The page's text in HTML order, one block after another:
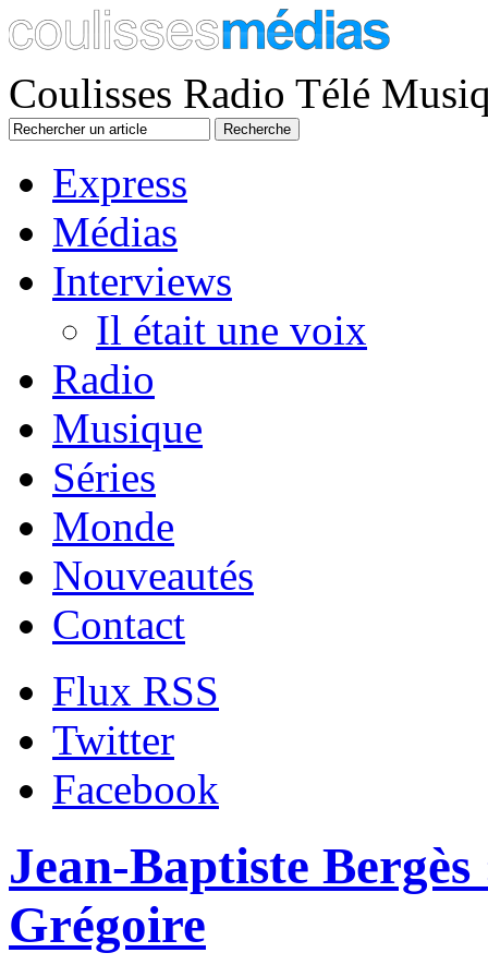
Coulisses Radio Télé
Express
Médias
Interviews
Il était une voix
Radio
Musique
Séries
Monde
Nouveautés
Contact
Flux RSS
Twitter
Facebook
Jean-Baptiste
Grégoire